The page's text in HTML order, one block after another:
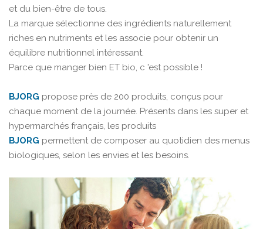
et du bien-être de tous.
La marque sélectionne des ingrédients naturellement
riches en nutriments et les associe pour obtenir un
équilibre nutritionnel intéressant.
Parce que manger bien ET bio, c 'est possible !
BJORG propose près de 200 produits, conçus pour
chaque moment de la journée. Présents dans les super et
hypermarchés français, les produits
BJORG permettent de composer au quotidien des menus
biologiques, selon les envies et les besoins.